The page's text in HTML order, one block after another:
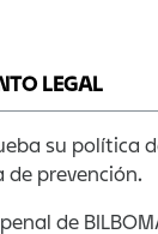
LEGAL
su
prevención.
de